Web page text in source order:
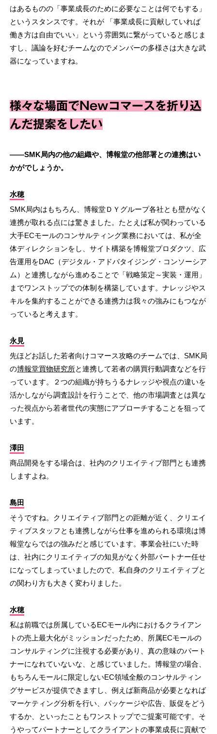
はあるものの「事業成長のために必要なことは何でもする」
というスタンスです。それが 「事業成長に貢献していれば
働き方は自由でいい」という雰囲気に繋がっていると感じま
すし、議論を好むチームなのでメンバーの多様さは大きな武
器になっていますね。
様々な場面でNewコマースを折り込
んだ提案をしたい
――SMK局内の他の組織や、博報堂の他部署との連携はい
かがでしょうか。
水穂
SMK局内はもちろん、博報堂ＤＹグループ各社とも壁がなく
連携が取れる点には驚きました。たとえば私が関わっている
大手ECモールのコンサルティング業務においては、私が全
体ディレクションをし、サイト構築を博報堂プロダクツ、広
告運用をDAC（デジタル・アドバタイジング・コンソーシア
ム）と連携しながら進めることで「戦略策定～実装・運用」
までワンストップでの体制を構築しています。ナレッジやス
キルを集約することができる連携力は我々の強みにもつなが
っていると考えます。
永見
先ほどお話した若者向けコマース攻略のチームでは、SMK局
の博報堂買物研究所と連携して若者の購買行動調査などを行
っています。２つの組織が持ちうるナレッジや視点の違いを
活かしながら調査設計を行うことで、他の市場調査とは異な
った視点から若者世代の実態にアプローチすることを狙って
います。
澤田
商品開発をする場合は、社内のクリエイティブ部門とも連携
しますよね。
島田
そうですね。クリエイティブ部門との距離が近く、クリエイ
ティブスタッフとも連携しながら仕事を進められる環境は博
報堂ならではの強みだと感じています。事業会社にいた時
は、社内にクリエイティブの知見がなく外部パートナー任せ
になってしまっていましたので、私自身のクリエイティブと
の関わり方も大きく変わりました。
水穂
私は前職では所属しているECモール内におけるクライアン
トの売上最大化がミッションだったため、所属ECモールの
コンサルティングに注視する必要があり、真の意味のパート
ナーになれていないな、と感じていました。博報堂の場合、
もちろんモールに限定しないEC領域全般のコンサルティン
グサービスが提供できますし、例えば新商品が必要となれば
マーケティング分析を行い、パッケージや広告、販促をどう
するか、といったこともワンストップでご提案可能です。そ
うやってパートナーとしてクライアントの事業成長に貢献で